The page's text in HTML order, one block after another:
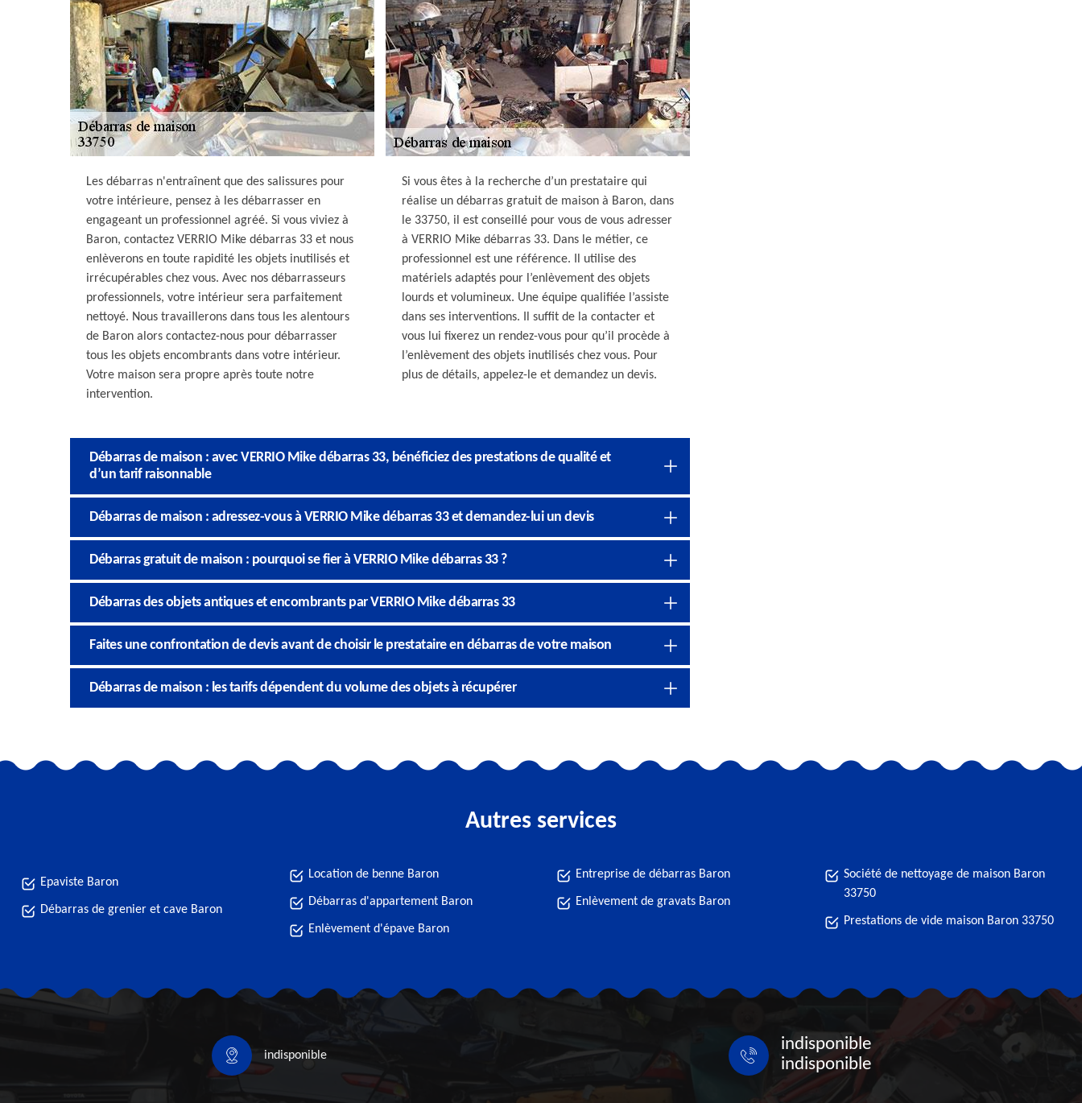
Les débarras n'entraînent que des salissures pour
votre intérieure, pensez à les débarrasser en
engageant un professionnel agréé. Si vous viviez à
Baron, contactez VERRIO Mike débarras 33 et nous
enlèverons en toute rapidité les objets inutilisés et
irrécupérables chez vous. Avec nos débarrasseurs
professionnels, votre intérieur sera parfaitement
nettoyé. Nous travaillerons dans tous les alentours
de Baron alors contactez-nous pour débarrasser
tous les objets encombrants dans votre intérieur.
Votre maison sera propre après toute notre
intervention.
Si vous êtes à la recherche d’un prestataire qui
réalise un débarras gratuit de maison à Baron, dans
le 33750, il est conseillé pour vous de vous adresser
à VERRIO Mike débarras 33. Dans le métier, ce
professionnel est une référence. Il utilise des
matériels adaptés pour l’enlèvement des objets
lourds et volumineux. Une équipe qualifiée l’assiste
dans ses interventions. Il suffit de la contacter et
vous lui fixerez un rendez-vous pour qu’il procède à
l’enlèvement des objets inutilisés chez vous. Pour
plus de détails, appelez-le et demandez un devis.
Débarras de maison : avec VERRIO Mike débarras 33, bénéficiez des prestations de qualité et
d’un tarif raisonnable
Débarras de maison : adressez-vous à VERRIO Mike débarras 33 et demandez-lui un devis
Débarras gratuit de maison : pourquoi se fier à VERRIO Mike débarras 33 ?
Débarras des objets antiques et encombrants par VERRIO Mike débarras 33
Faites une confrontation de devis avant de choisir le prestataire en débarras de votre maison
Débarras de maison : les tarifs dépendent du volume des objets à récupérer
Autres services
Epaviste Baron
Débarras de grenier et cave Baron
Location de benne Baron
Débarras d'appartement Baron
Enlèvement d'épave Baron
Entreprise de débarras Baron
Enlèvement de gravats Baron
Société de nettoyage de maison Baron
33750
Prestations de vide maison Baron 33750
indisponible
indisponible
indisponible